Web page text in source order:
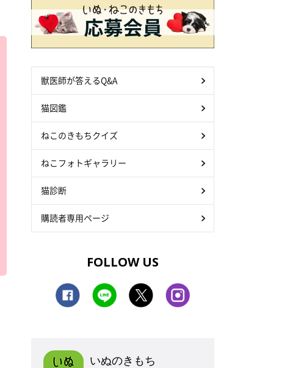
獣医師が答えるQ&A
猫図鑑
ねこのきもちクイズ
ねこフォトギャラリー
猫診断
購読者専用ページ
FOLLOW US
いぬのきもち